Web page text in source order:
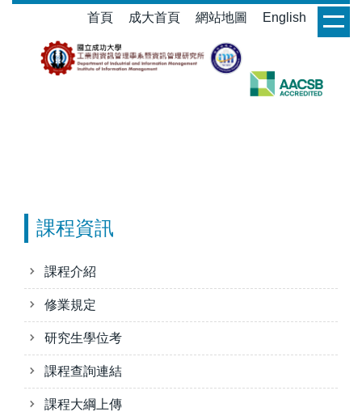
首頁 成大首頁 網站地圖 English login
課程資訊
課程介紹
修業規定
研究生學位考
課程查詢連結
課程大綱上傳